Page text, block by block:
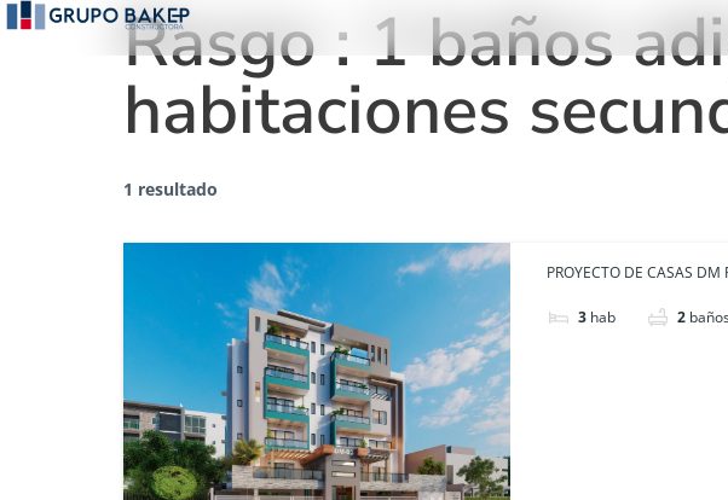
Rasgo : 1 baños
habitaciones
1 resultado
PROYECTO DE CASAS
3 hab 2